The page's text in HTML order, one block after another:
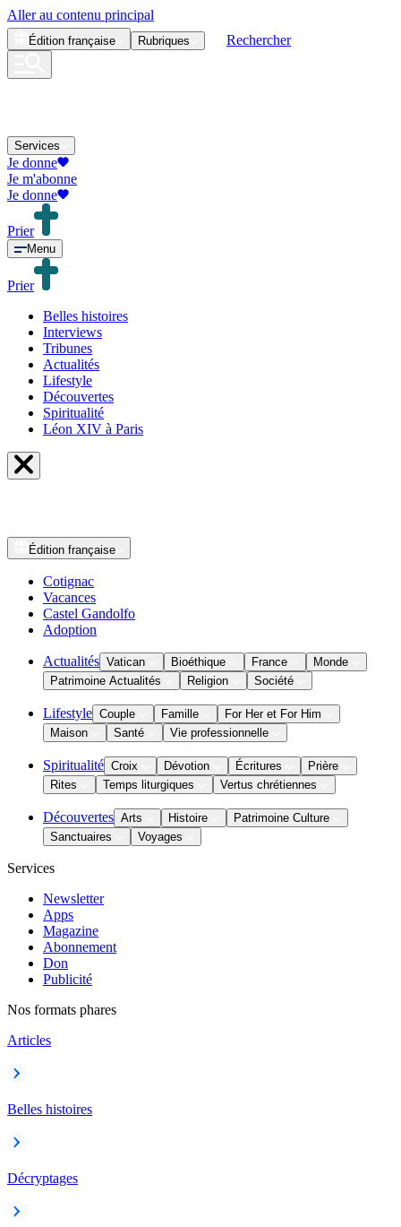
Aller au contenu principal
Édition française Rubriques Rechercher
Services
Je donne
Je m'abonne
Je donne
Prier
Menu
Prier
Belles histoires
Interviews
Tribunes
Actualités
Lifestyle
Découvertes
Spiritualité
Léon XIV à Paris
Édition française
Cotignac
Vacances
Castel Gandolfo
Adoption
Actualités Vatican Bioéthique France
Monde
Patrimoine Actualités
Religion Société
Lifestyle Couple Famille
For Her et For Him
Maison
Santé Vie professionnelle
Spiritualité Croix Dévotion Écritures
Prière
Rites
Temps liturgiques Vertus chrétiennes
Découvertes Arts Histoire
Patrimoine Culture
Sanctuaires
Voyages
Services
Newsletter
Apps
Magazine
Abonnement
Don
Publicité
Nos formats phares
Articles
Belles histoires
Décryptages